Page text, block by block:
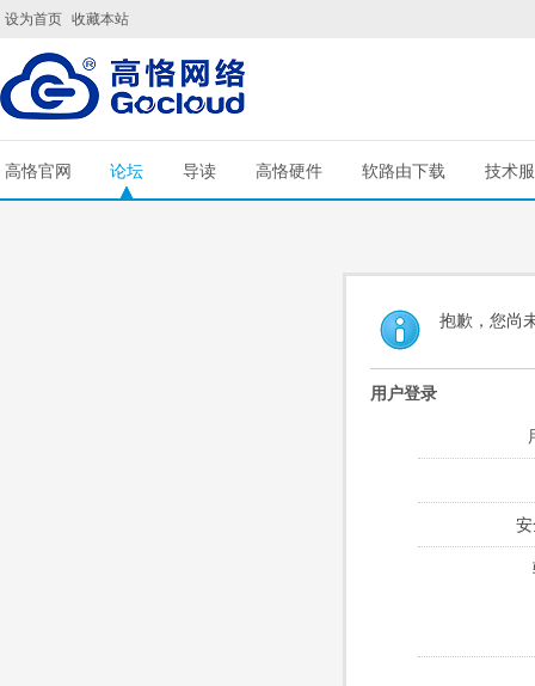
设为首页 收藏本站
高恪官网 论坛 导读 高恪硬件 软路由下载 技术
抱歉，您尚
用户登录